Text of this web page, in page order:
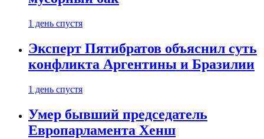
1 день спустя
Эксперт Пятибратов объяснил суть
конфликта Аргентины и Бразилии
1 день спустя
Умер бывший председатель
Европарламента Хенш